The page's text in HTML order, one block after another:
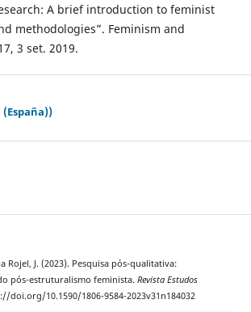
A brief introduction to feminist
methodologies”. Feminism and
3 set. 2019.
(España))
Rojel, J. (2023). Pesquisa pós-qualitativa:
pós-estruturalismo feminista. Revista Estudos
doi.org/10.1590/1806-9584-2023v31n184032